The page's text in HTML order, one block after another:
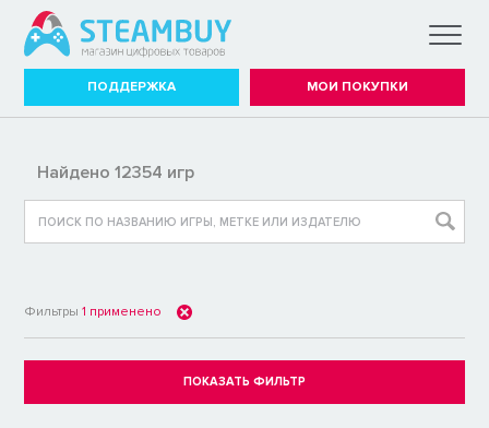
ПОДДЕРЖКА МОИ ПОКУПКИ
Найдено 12354 игр
Фильтры1 применено